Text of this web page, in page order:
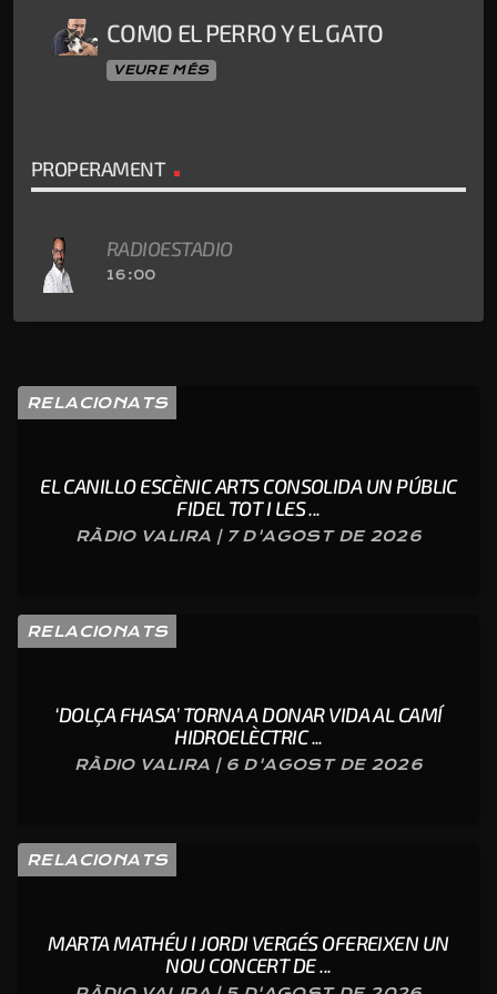
COMO EL PERRO Y EL GATO
VEURE MÉS
PROPERAMENT
RADIOESTADIO
16:00
RELACIONATS
EL CANILLO ESCÈNIC ARTS CONSOLIDA UN PÚBLIC
FIDEL TOT I LES ...
RÀDIO VALIRA | 7 D'AGOST DE 2026
RELACIONATS
‘DOLÇA FHASA’ TORNA A DONAR VIDA AL CAMÍ
HIDROELÈCTRIC ...
RÀDIO VALIRA | 6 D'AGOST DE 2026
RELACIONATS
MARTA MATHÉU I JORDI VERGÉS OFEREIXEN UN
NOU CONCERT DE ...